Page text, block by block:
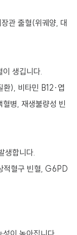
관 출혈(위궤양, 대
생깁니다.
환), 비타민 B12·엽
병, 재생불량성 빈
생합니다.
적혈구 빈혈, G6PD